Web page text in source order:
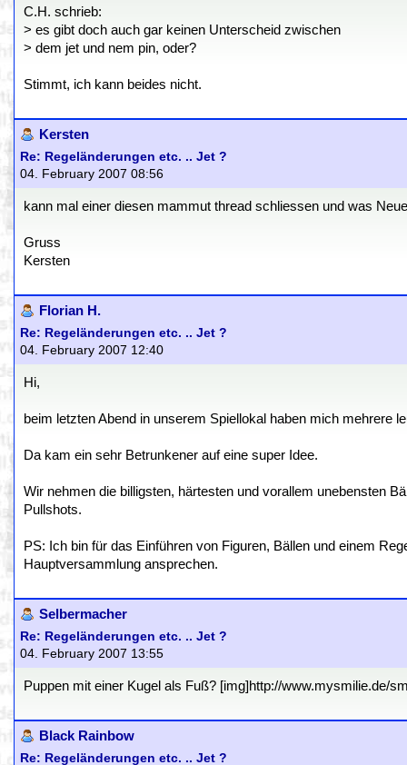
C.H. schrieb:
> es gibt doch auch gar keinen Unterscheid zwischen
> dem jet und nem pin, oder?
Stimmt, ich kann beides nicht.
Kersten
Re: Regeländerungen etc. .. Jet ?
04. February 2007 08:56
kann mal einer diesen mammut thread schliessen und was
Gruss
Kersten
Florian H.
Re: Regeländerungen etc. .. Jet ?
04. February 2007 12:40
Hi,
beim letzten Abend in unserem Spiellokal haben mich mehrere
Da kam ein sehr Betrunkener auf eine super Idee.
Wir nehmen die billigsten, härtesten und vorallem unebensten
Pullshots.
PS: Ich bin für das Einführen von Figuren, Bällen und einem
Hauptversammlung ansprechen.
Selbermacher
Re: Regeländerungen etc. .. Jet ?
04. February 2007 13:55
Puppen mit einer Kugel als Fuß? [img]http://www.mysmilie.de/
Black Rainbow
Re: Regeländerungen etc. .. Jet ?